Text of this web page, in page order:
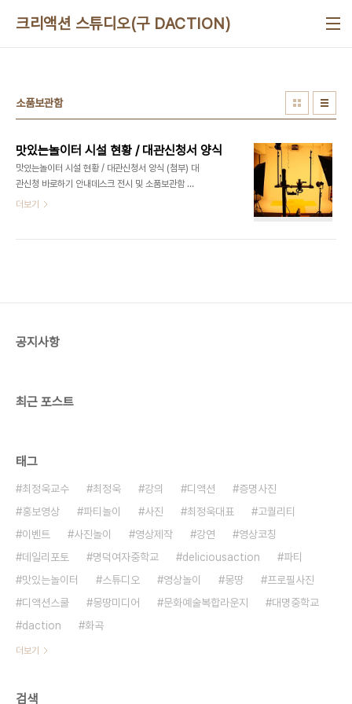
크리액션 스튜디오(구 DACTION)
소품보관함
맛있는놀이터 시설 현황 / 대관신청서 양식
맛있는놀이터 시설 현황 / 대관신청서 양식 (첨부) 대
관신청 바로하기 안내데스크 전시 및 소품보관함 사
진/영상 스튜디오 무대 강의/세미나/공연 무대 스크
더보기
공지사항
최근 포스트
태그
최정욱교수 최정욱 강의 디액션
증명사진
홍보영상
파티놀이 사진 최정욱대표
고퀄리티
이벤트
사진놀이 영상제작 강연
영상코칭
데일리포토
명덕여자중학교 deliciousaction
파티
맛있는놀이터
스튜디오 영상놀이 몽땅
프로필사진
디액션스쿨
몽땅미디어 문화예술복합라운지
대명중학교
daction
화곡
더보기
검색